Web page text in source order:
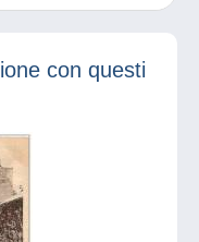
con questi